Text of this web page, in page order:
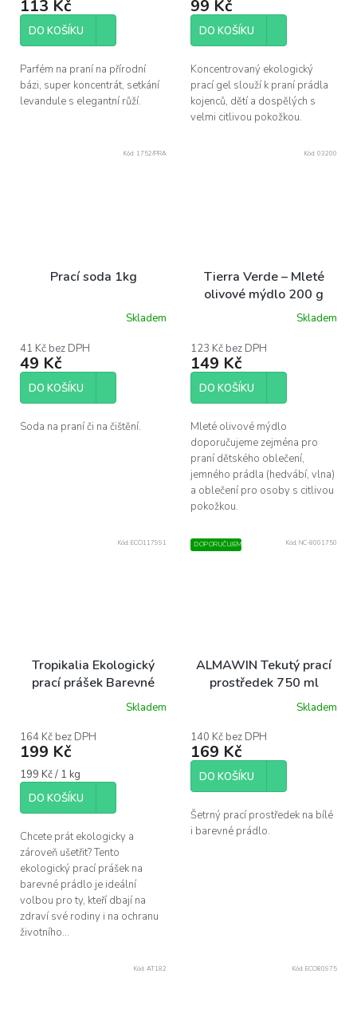
113 Kč
DO KOŠÍKU
Parfém na praní na přírodní
bázi, super koncentrát, setkání
levandule s elegantní růží.
99 Kč
DO KOŠÍKU
Koncentrovaný ekologický
prací gel slouží k praní prádla
kojenců, dětí a dospělých s
velmi citlivou pokožkou.
Prací soda 1kg
Skladem
41 Kč bez DPH
49 Kč
DO KOŠÍKU
Soda na praní či na čištění.
Kód: 1752/PRA
Tierra Verde – Mleté
olivové mýdlo 200 g
produktu
je
5,0
5
Skladem
123 Kč bez DPH
149 Kč
DO KOŠÍKU
Mleté olivové mýdlo
doporučujeme zejména pro
praní dětského oblečení,
jemného prádla (hedvábí, vlna)
a oblečení pro osoby s citlivou
pokožkou.
Kód: 03200
Tropikalia Ekologický
prací prášek Barevné
prádlo s vůní pomeranče,
Skladem
164 Kč bez DPH
199 Kč
Měrná
cena:
199 Kč / 1 kg
DO KOŠÍKU
Chcete prát ekologicky a
zároveň ušetřit? Tento
ekologický prací prášek na
barevné prádlo je ideální
volbou pro ty, kteří dbají na
zdraví své rodiny i na ochranu
životního...
Kód: ECO117991 DOPORUČUJEME
ALMAWIN Tekutý prací
prostředek 750 ml
Skladem
140 Kč bez DPH
169 Kč
DO KOŠÍKU
Šetrný prací prostředek na bílé
i barevné prádlo.
Kód: NC-8001750
Kód: AT182 Kód: ECO80975